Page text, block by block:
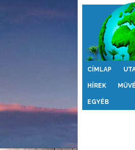
Érdekes
CÍMLAP
HÍREK
EGYÉB